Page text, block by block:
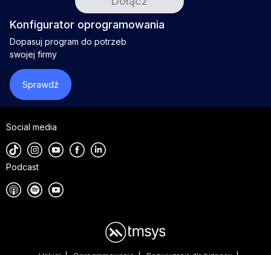
Konfigurator oprogramowania
Dopasuj program do potrzeb
swojej firmy
Sprawdź
Social media
Podcast